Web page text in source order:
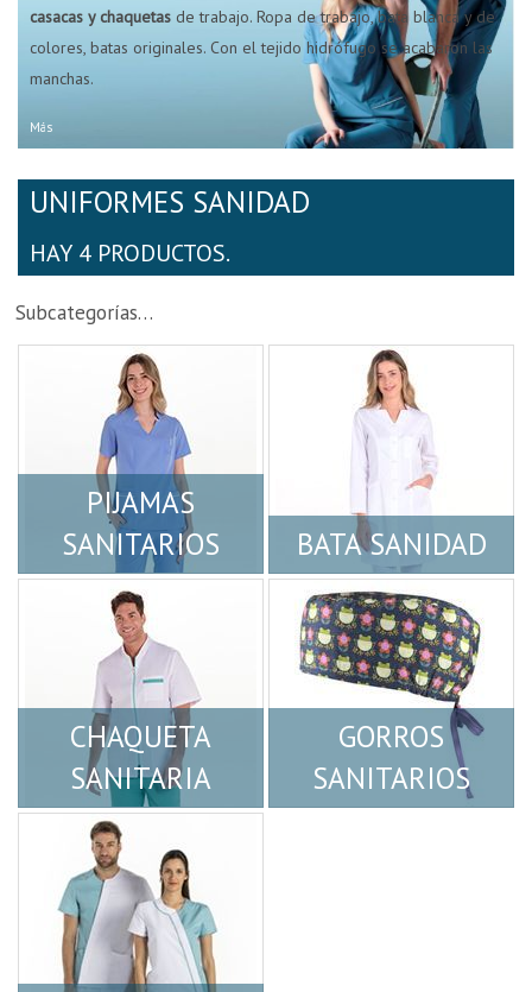
casacas y chaquetas de trabajo. Ropa de trabajo, bata blanca y de
colores, batas originales. Con el tejido hidrófugo se acabaron las
manchas.
Más
UNIFORMES SANIDAD
HAY 4 PRODUCTOS.
Subcategorías
PIJAMAS
SANITARIOS
BATA SANIDAD
CHAQUETA
SANITARIA
GORROS
SANITARIOS